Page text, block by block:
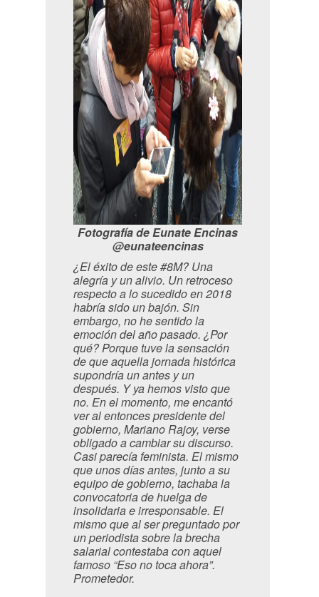
Fotografía de Eunate Encinas
@eunateencinas
¿El éxito de este #8M? Una
alegría y un alivio. Un retroceso
respecto a lo sucedido en 2018
habría sido un bajón. Sin
embargo, no he sentido la
emoción del año pasado. ¿Por
qué? Porque tuve la sensación
de que aquella jornada histórica
supondría un antes y un
después. Y ya hemos visto que
no. En el momento, me encantó
ver al entonces presidente del
gobierno, Mariano Rajoy, verse
obligado a cambiar su discurso.
Casi parecía feminista. El mismo
que unos días antes, junto a su
equipo de gobierno, tachaba la
convocatoria de huelga de
insolidaria e irresponsable. El
mismo que al ser preguntado por
un periodista sobre la brecha
salarial contestaba con aquel
famoso “Eso no toca ahora”.
Prometedor.